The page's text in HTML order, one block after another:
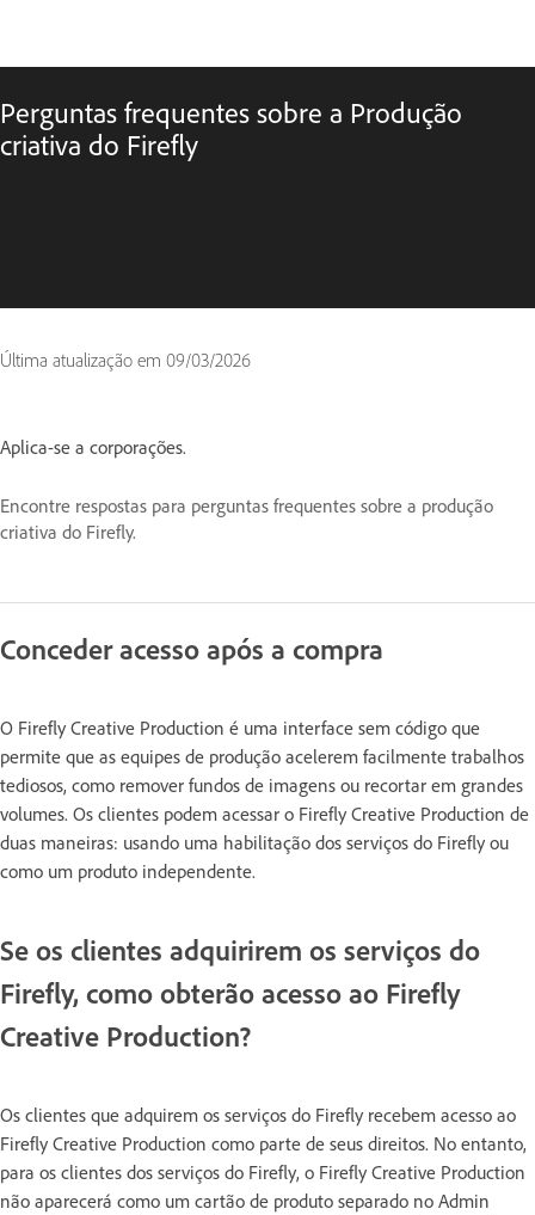
Perguntas frequentes sobre a Produção
criativa do Firefly
Última atualização em 09/03/2026
Aplica-se a corporações.
Encontre respostas para perguntas frequentes sobre a produção
criativa do Firefly.
Conceder acesso após a compra
O Firefly Creative Production é uma interface sem código que
permite que as equipes de produção acelerem facilmente trabalhos
tediosos, como remover fundos de imagens ou recortar em grandes
volumes. Os clientes podem acessar o Firefly Creative Production de
duas maneiras: usando uma habilitação dos serviços do Firefly ou
como um produto independente.
Se os clientes adquirirem os serviços do
Firefly, como obterão acesso ao Firefly
Creative Production?
Os clientes que adquirem os serviços do Firefly recebem acesso ao
Firefly Creative Production como parte de seus direitos. No entanto,
para os clientes dos serviços do Firefly, o Firefly Creative Production
não aparecerá como um cartão de produto separado no Admin